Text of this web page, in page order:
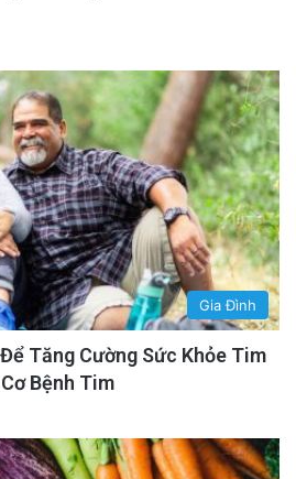
Gia Đình
Tăng Cường Sức Khỏe Tim
Bệnh Tim